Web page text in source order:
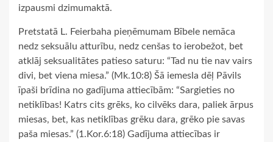
izpausmi dzimumaktā.
Pretstatā L. Feierbaha pieņēmumam Bībele nemāca
nedz seksuālu atturību, nedz cenšas to ierobežot, bet
atklāj seksualitātes patieso saturu: “Tad nu tie nav vairs
divi, bet viena miesa.” (Mk.10:8) Šā iemesla dēļ Pāvils
īpaši brīdina no gadījuma attiecībām: “Sargieties no
netiklības! Katrs cits grēks, ko cilvēks dara, paliek ārpus
miesas, bet, kas netiklības grēku dara, grēko pie savas
paša miesas.” (1.Kor.6:18) Gadījuma attiecības ir